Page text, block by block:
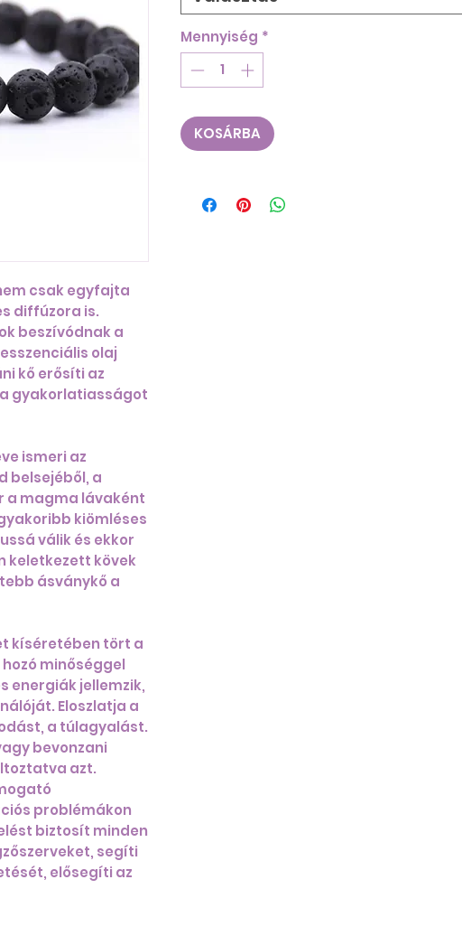
csak egyfajta
diffúzora is.
beszívódnak a
olaj
kő erősíti az
gyakorlatiasságot
ismeri az
belsejéből, a
a magma lávaként
kiömléses
válik és ekkor
keletkezett kövek
ásványkő a
kíséretében tört a
minőséggel
energiák jellemzik,
Eloszlatja a
a túlagyalást.
bevonzani
azt.
problémákon
biztosít minden
segíti
elősegíti az
Mennyiség *
KOSÁRBA